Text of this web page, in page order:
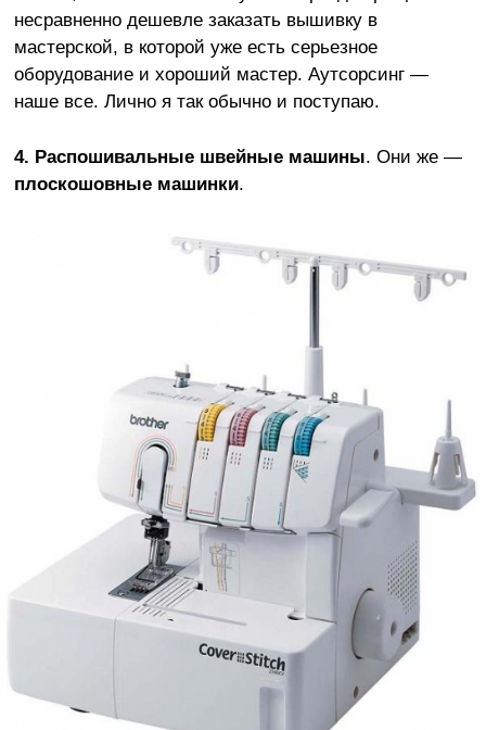
несравненно дешевле заказать вышивку в
мастерской, в которой уже есть серьезное
оборудование и хороший мастер. Аутсорсинг —
наше все. Лично я так обычно и поступаю.
4. Распошивальные швейные машины. Они же —
плоскошовные машинки.